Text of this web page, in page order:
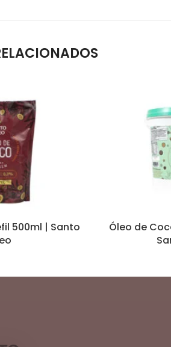
500ml | Santo
Óleo de